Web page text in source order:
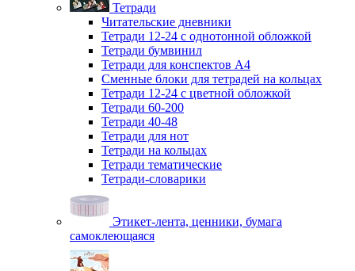
Тетради
Читательские дневники
Тетради 12-24 с однотонной обложкой
Тетради бумвинил
Тетради для конспектов А4
Сменные блоки для тетрадей на кольцах
Тетради 12-24 с цветной обложкой
Тетради 60-200
Тетради 40-48
Тетради для нот
Тетради на кольцах
Тетради тематические
Тетради-словарики
Этикет-лента, ценники, бумага
самоклеющаяся